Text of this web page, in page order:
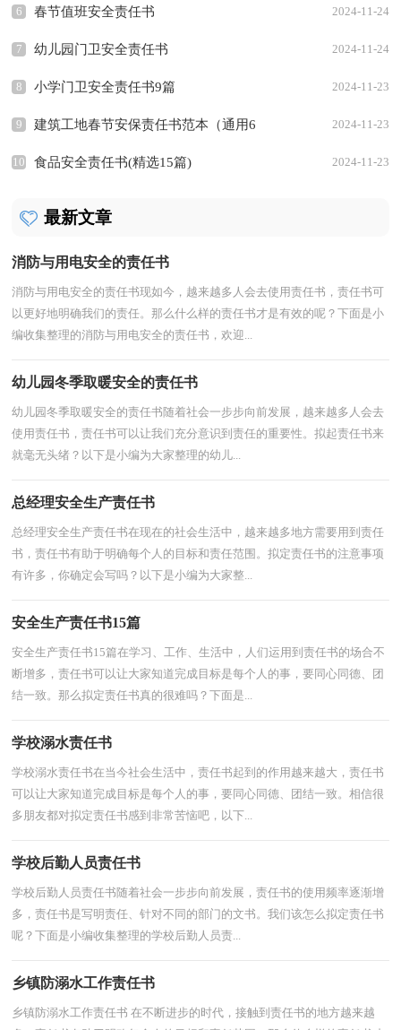
6 春节值班安全责任书 2024-11-24
7 幼儿园门卫安全责任书 2024-11-24
8 小学门卫安全责任书9篇 2024-11-23
9 建筑工地春节安保责任书范本（通用6
篇）
2024-11-23
10 食品安全责任书(精选15篇) 2024-11-23
最新文章
消防与用电安全的责任书
消防与用电安全的责任书现如今，越来越多人会去使用责任书，责任书可
以更好地明确我们的责任。那么什么样的责任书才是有效的呢？下面是小
编收集整理的消防与用电安全的责任书，欢迎...
幼儿园冬季取暖安全的责任书
幼儿园冬季取暖安全的责任书随着社会一步步向前发展，越来越多人会去
使用责任书，责任书可以让我们充分意识到责任的重要性。拟起责任书来
就毫无头绪？以下是小编为大家整理的幼儿...
总经理安全生产责任书
总经理安全生产责任书在现在的社会生活中，越来越多地方需要用到责任
书，责任书有助于明确每个人的目标和责任范围。拟定责任书的注意事项
有许多，你确定会写吗？以下是小编为大家整...
安全生产责任书15篇
安全生产责任书15篇在学习、工作、生活中，人们运用到责任书的场合不
断增多，责任书可以让大家知道完成目标是每个人的事，要同心同德、团
结一致。那么拟定责任书真的很难吗？下面是...
学校溺水责任书
学校溺水责任书在当今社会生活中，责任书起到的作用越来越大，责任书
可以让大家知道完成目标是每个人的事，要同心同德、团结一致。相信很
多朋友都对拟定责任书感到非常苦恼吧，以下...
学校后勤人员责任书
学校后勤人员责任书随着社会一步步向前发展，责任书的使用频率逐渐增
多，责任书是写明责任、针对不同的部门的文书。我们该怎么拟定责任书
呢？下面是小编收集整理的学校后勤人员责...
乡镇防溺水工作责任书
乡镇防溺水工作责任书 在不断进步的时代，接触到责任书的地方越来越